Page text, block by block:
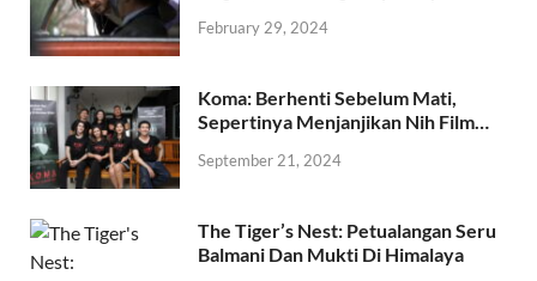
February 29, 2024
Koma: Berhenti Sebelum Mati,
Sepertinya Menjanjikan Nih Film…
September 21, 2024
The Tiger’s Nest: Petualangan Seru
Balmani Dan Mukti Di Himalaya